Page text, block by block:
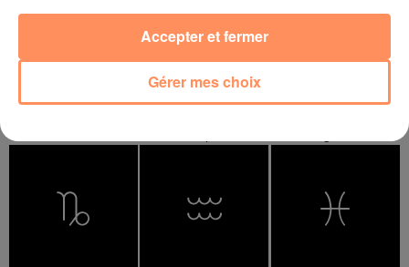
Gérer mes choix
Accepter et fermer